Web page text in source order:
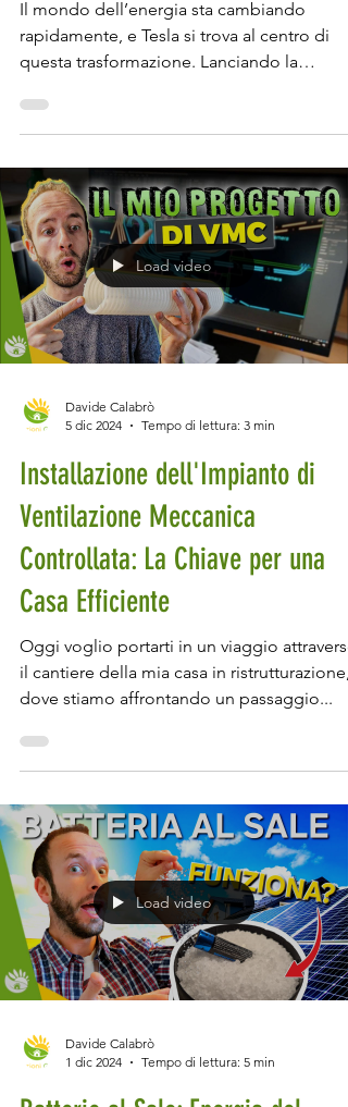
sostenibile
Il mondo dell’energia sta cambiando
questa trasformazione. Lanciando la
Powerwall 3 ,...
Load video
Davide Calabrò
5 dic 2024
Tempo di lettura: 3 min
Installazione dell'Impianto di
Ventilazione Meccanica
Controllata: La Chiave per una
Casa Efficiente
Oggi voglio portarti in un viaggio attraverso
dove stiamo affrontando un passaggio...
Load video
Davide Calabrò